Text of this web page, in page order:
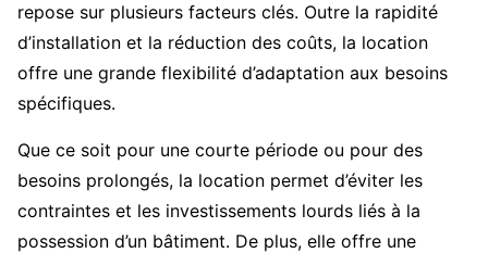
repose sur plusieurs facteurs clés. Outre la rapidité
d’installation et la réduction des coûts, la location
offre une grande flexibilité d’adaptation aux besoins
spécifiques.
Que ce soit pour une courte période ou pour des
besoins prolongés, la location permet d’éviter les
contraintes et les investissements lourds liés à la
possession d’un bâtiment. De plus, elle offre une